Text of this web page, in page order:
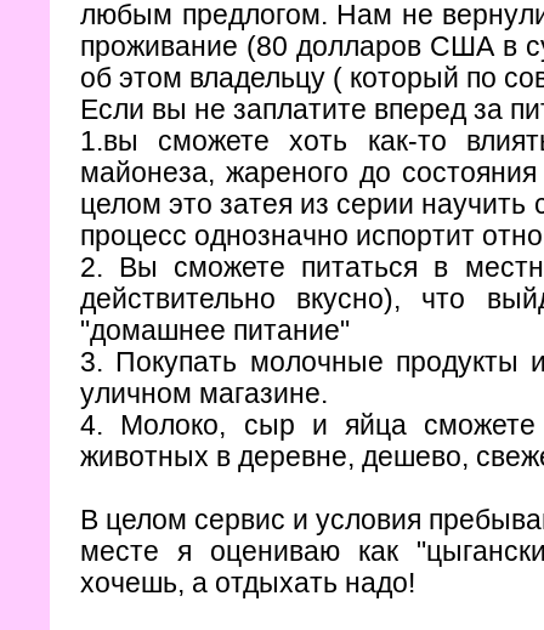
любым предлогом. Нам не
проживание (80 долларов США в
об этом владельцу ( который по
Если вы не заплатите вперед за
1.вы сможете хоть как-то
майонеза, жареного до
целом это затея из серии научить
процесс однозначно испортит
2. Вы сможете питаться в
действительно вкусно), что
"домашнее питание"
3. Покупать молочные
уличном магазине.
4. Молоко, сыр и яйца сможете
животных в деревне, дешево,
В целом сервис и условия
месте я оцениваю как
хочешь, а отдыхать надо!